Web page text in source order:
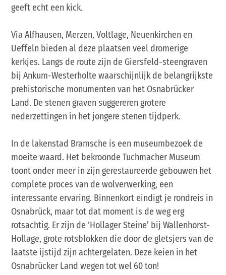
geeft echt een kick.
Via Alfhausen, Merzen, Voltlage, Neuenkirchen en
Ueffeln bieden al deze plaatsen veel dromerige
kerkjes. Langs de route zijn de Giersfeld-steengraven
bij Ankum-Westerholte waarschijnlijk de belangrijkste
prehistorische monumenten van het Osnabrücker
Land. De stenen graven suggereren grotere
nederzettingen in het jongere stenen tijdperk.
In de lakenstad Bramsche is een museumbezoek de
moeite waard. Het bekroonde Tuchmacher Museum
toont onder meer in zijn gerestaureerde gebouwen het
complete proces van de wolverwerking, een
interessante ervaring. Binnenkort eindigt je rondreis in
Osnabrück, maar tot dat moment is de weg erg
rotsachtig. Er zijn de ‘Hollager Steine’ bij Wallenhorst-
Hollage, grote rotsblokken die door de gletsjers van de
laatste ijstijd zijn achtergelaten. Deze keien in het
Osnabrücker Land wegen tot wel 60 ton!